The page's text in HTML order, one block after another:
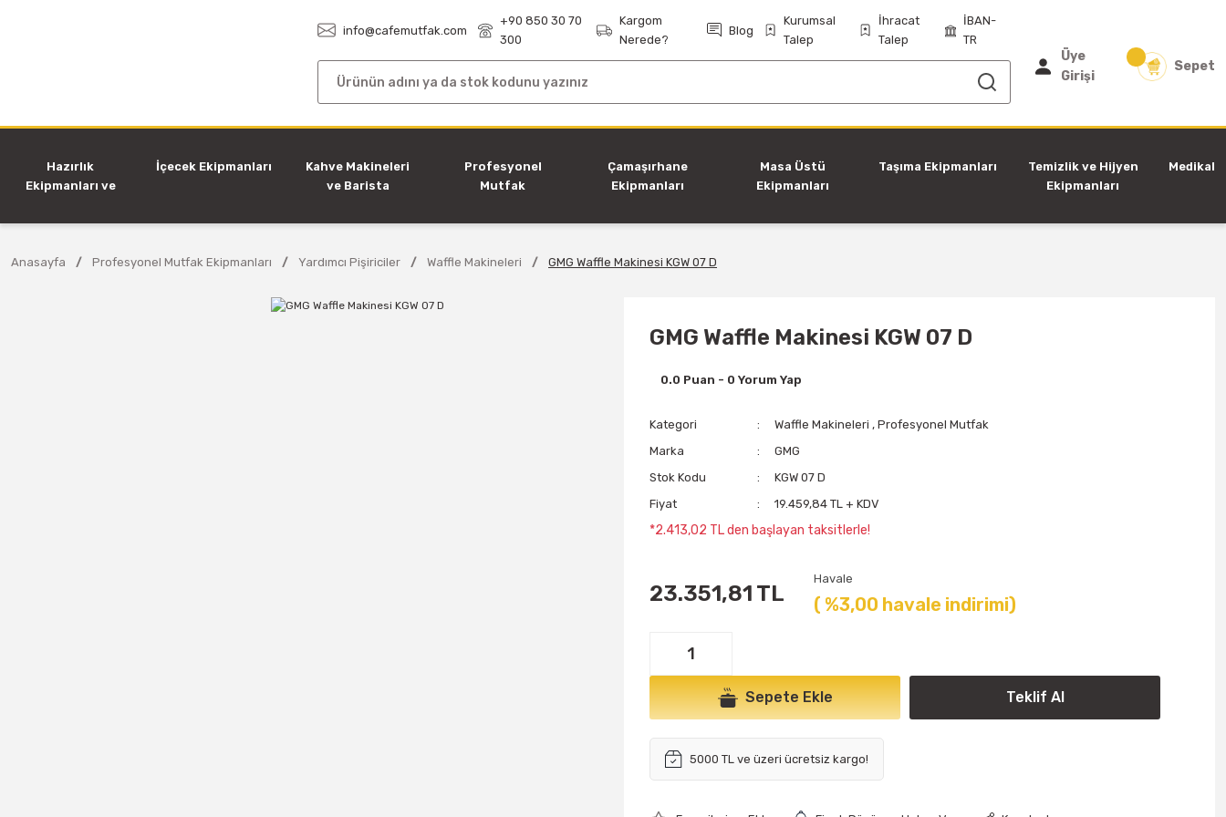
info@cafemutfak.com
+90 850 30 70
300
Kargom
Nerede?
Blog
Kurumsal
Talep
İhracat
Talep
İBAN-
TR
Üye
Girişi
Sepet
Hazırlık
Ekipmanları ve
İçecek Ekipmanları
Kahve Makineleri
ve Barista
Profesyonel
Mutfak
Çamaşırhane
Ekipmanları
Masa Üstü
Ekipmanları
Taşıma Ekipmanları
Temizlik ve Hijyen
Ekipmanları
Medikal
Anasayfa Profesyonel Mutfak Ekipmanları Yardımcı Pişiriciler Waffle Makineleri GMG Waffle Makinesi KGW 07 D
GMG Waffle Makinesi KGW 07 D
0.0 Puan - 0 Yorum Yap
Kategori Waffle Makineleri ,Profesyonel Mutfak
Marka
GMG
Stok Kodu
KGW 07 D
Fiyat
19.459,84 TL + KDV
*2.413,02 TL den başlayan taksitlerle!
23.351,81 TL
Havale
( %3,00 havale indirimi)
Sepete Ekle Teklif Al
5000 TL ve üzeri ücretsiz kargo!